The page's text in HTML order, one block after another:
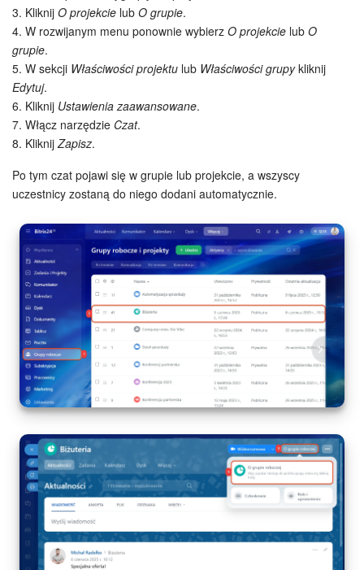
3. Kliknij O projekcie lub O grupie.
4. W rozwijanym menu ponownie wybierz O projekcie lub O
grupie.
5. W sekcji Właściwości projektu lub Właściwości grupykliknij
Edytuj.
6. Kliknij Ustawienia zaawansowane.
7. Włącz narzędzie Czat.
8. Kliknij Zapisz.
Po tym czat pojawi się w grupie lub projekcie, a wszyscy
uczestnicy zostaną do niego dodani automatycznie.